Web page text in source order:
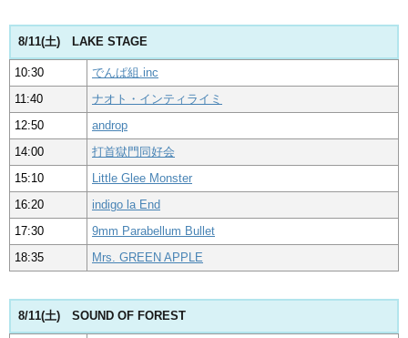
8/11(土) LAKE STAGE
10:30
でんぱ組.inc
11:40
ナオト・インティライミ
12:50
androp
14:00
打首獄門同好会
15:10
Little Glee Monster
16:20
indigo la End
17:30
9mm Parabellum Bullet
18:35
Mrs. GREEN APPLE
8/11(土) SOUND OF FOREST